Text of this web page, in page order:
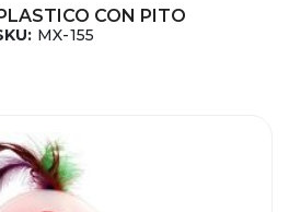
CON PITO
MX-155